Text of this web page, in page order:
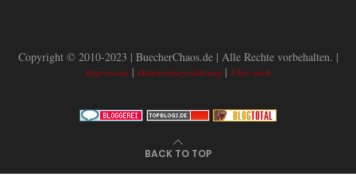
Copyright © 2010-2023 | BuecherChaos.de | Alle Rechte vorbehalten. |
Impressum | Datenschutzerklärung| Über mich
BACK TO TOP